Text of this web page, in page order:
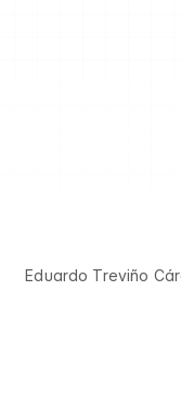
Eduardo Treviño